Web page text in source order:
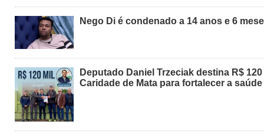
Nego Di é condenado a 14 anos e 6
Deputado Daniel Trzeciak destina R$
Caridade de Mata para fortalecer a